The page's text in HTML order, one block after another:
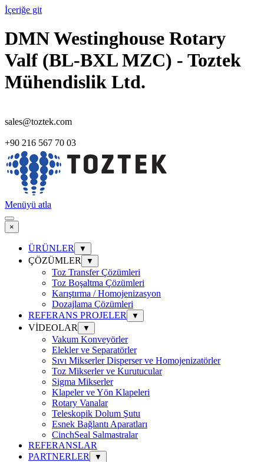
İçeriğe git
DMN Westinghouse Rotary
Valf (BL-BXL MZC) - Toztek
Mühendislik Ltd.
sales@toztek.com
+90 216 567 70 03
Menüyü atla
×
ÜRÜNLER ▼
ÇÖZÜMLER ▼
Toz Transfer Çözümleri
Toz Boşaltma Çözümleri
Karıştırma / Homojenizasyon
Dozajlama Çözümleri
REFERANS PROJELER
▼
VİDEOLAR ▼
Vakum Konveyörler
Elekler ve Separatörler
Sıvı Mikserler Disperser ve Homojenizatörler
Toz Mikserler ve Kurutucular
Sigma Mikserler
Klapeler ve Yön Klapeleri
Rotary Vanalar
Teleskopik Dolum Şutu
Esnek Bağlantı Aparatları
CinchSeal Salmastralar
REFERANSLAR
PARTNERLER
▼